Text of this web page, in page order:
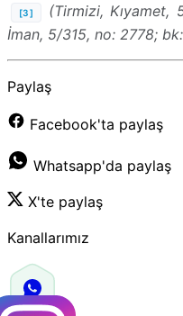
[3]
(Tirmizi, Kıyamet,
İman, 5/315, no: 2778;
Paylaş
Facebook'ta paylaş
Whatsapp'da paylaş
X'te paylaş
Kanallarımız